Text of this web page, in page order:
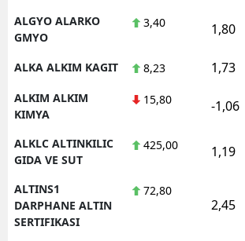
ALGYO ALARKO
GMYO
3,40 1,80
ALKA ALKIM KAGIT 8,23 1,73
ALKIM ALKIM
KIMYA
15,80 -1,06
ALKLC ALTINKILIC
GIDA VE SUT
425,00 1,19
ALTINS1
DARPHANE ALTIN
SERTIFIKASI
72,80
2,45